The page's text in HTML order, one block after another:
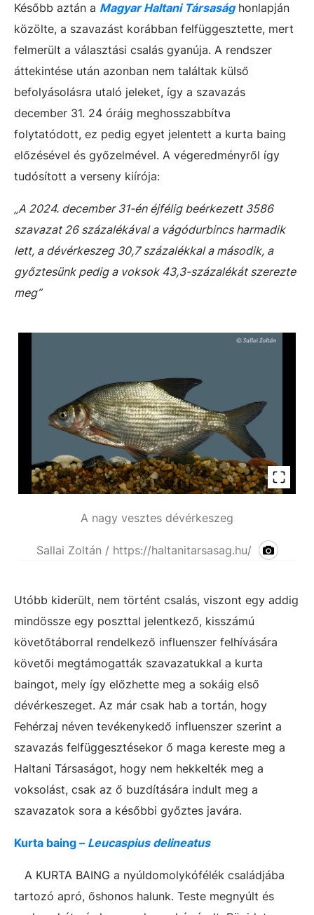
Később aztán a Magyar Haltani Társasághonlapján
közölte, a szavazást korábban felfüggesztette, mert
felmerült a választási csalás gyanúja. A rendszer
áttekintése után azonban nem találtak külső
befolyásolásra utaló jeleket, így a szavazás
december 31. 24 óráig meghosszabbítva
folytatódott, ez pedig egyet jelentett a kurta baing
előzésével és győzelmével. A végeredményről így
tudósított a verseny kiírója:
„A 2024. december 31-én éjfélig beérkezett 3586
szavazat 26 százalékával a vágódurbincs harmadik
lett, a dévérkeszeg 30,7 százalékkal a második, a
győztesünk pedig a voksok 43,3-százalékát szerezte
meg”
A nagy vesztes dévérkeszeg
Sallai Zoltán / https://haltanitarsasag.hu/
Utóbb kiderült, nem történt csalás, viszont egy addig
mindössze egy poszttal jelentkező, kisszámú
követőtáborral rendelkező influenszer felhívására
követői megtámogatták szavazatukkal a kurta
baingot, mely így előzhette meg a sokáig első
dévérkeszeget. Az már csak hab a tortán, hogy
Fehérzaj néven tevékenykedő influenszer szerint a
szavazás felfüggesztésekor ő maga kereste meg a
Haltani Társaságot, hogy nem hekkelték meg a
voksolást, csak az ő buzdítására indult meg a
szavazatok sora a későbbi győztes javára.
Kurta baing – Leucaspius delineatus
A KURTA BAING a nyúldomolykófélék családjába
tartozó apró, őshonos halunk. Teste megnyúlt és